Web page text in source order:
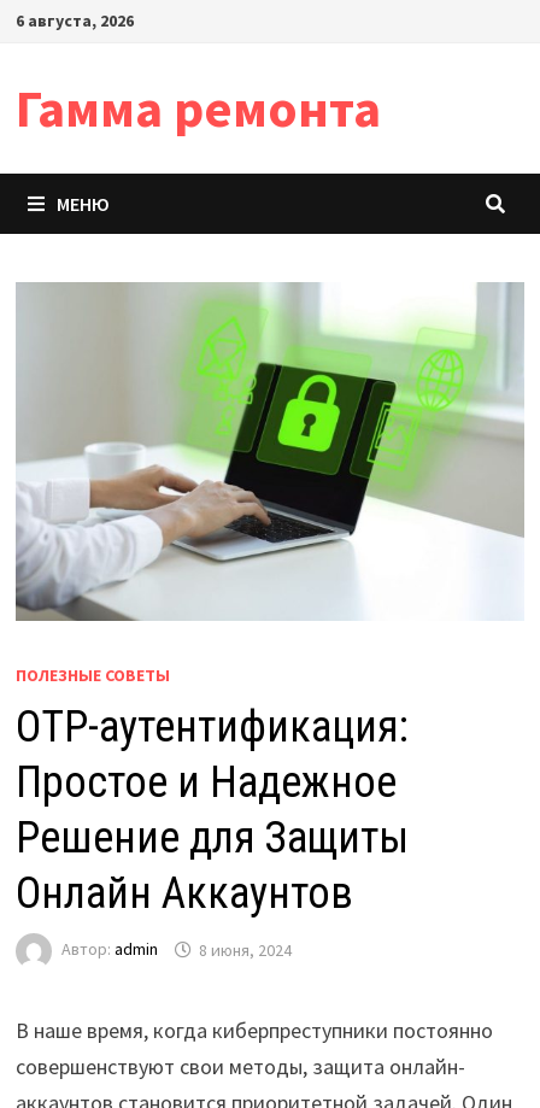
Перейти
6 августа, 2026
Гамма ремонта
МЕНЮ
ПОЛЕЗНЫЕ СОВЕТЫ
OTP-аутентификация:
Простое и Надежное
Решение для Защиты
Онлайн Аккаунтов
Автор: admin 8 июня, 2024
В наше время, когда киберпреступники постоянно
совершенствуют свои методы, защита онлайн-